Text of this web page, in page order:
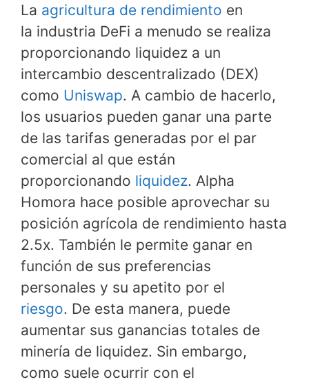
La agricultura de rendimiento en
la industria DeFi a menudo se realiza
proporcionando liquidez a un
intercambio descentralizado (DEX)
como Uniswap. A cambio de hacerlo,
los usuarios pueden ganar una parte
de las tarifas generadas por el par
comercial al que están
proporcionando liquidez. Alpha
Homora hace posible aprovechar su
posición agrícola de rendimiento hasta
2.5x. También le permite ganar en
función de sus preferencias
personales y su apetito por el
riesgo. De esta manera, puede
aumentar sus ganancias totales de
minería de liquidez. Sin embargo,
como suele ocurrir con el